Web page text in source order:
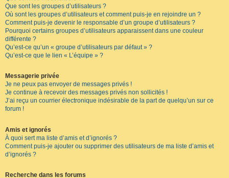
Que sont les groupes d’utilisateurs ?
Où sont les groupes d’utilisateurs et comment puis-je en rejoindre un ?
Comment puis-je devenir le responsable d’un groupe d’utilisateurs ?
Pourquoi certains groupes d’utilisateurs apparaissent dans une couleur
différente ?
Qu’est-ce qu’un « groupe d’utilisateurs par défaut » ?
Qu’est-ce que le lien « L’équipe » ?
Messagerie privée
Je ne peux pas envoyer de messages privés !
Je continue à recevoir des messages privés non sollicités !
J’ai reçu un courrier électronique indésirable de la part de quelqu’un sur ce
forum !
Amis et ignorés
À quoi sert ma liste d’amis et d’ignorés ?
Comment puis-je ajouter ou supprimer des utilisateurs de ma liste d’amis et
d’ignorés ?
Recherche dans les forums